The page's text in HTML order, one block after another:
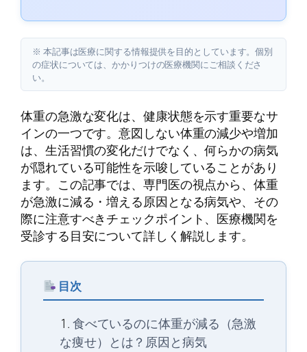
※ 本記事は医療に関する情報提供を目的としています。個別
の症状については、かかりつけの医療機関にご相談くださ
い。
体重の急激な変化は、健康状態を示す重要なサ
インの一つです。意図しない体重の減少や増加
は、生活習慣の変化だけでなく、何らかの病気
が隠れている可能性を示唆していることがあり
ます。この記事では、専門医の視点から、体重
が急激に減る・増える原因となる病気や、その
際に注意すべきチェックポイント、医療機関を
受診する目安について詳しく解説します。
目次
食べているのに体重が減る（急激
な痩せ）とは？原因と病気